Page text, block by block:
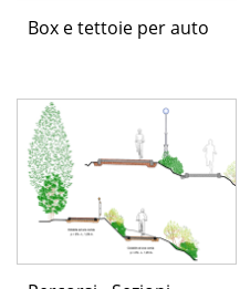
Box e tettoie per auto